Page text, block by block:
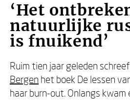
‘Het
natuurlijke
is fnuikend’
Ruim tien jaar geleden schreef
Bergen het boek De lessen
haar burn-out. Onlangs